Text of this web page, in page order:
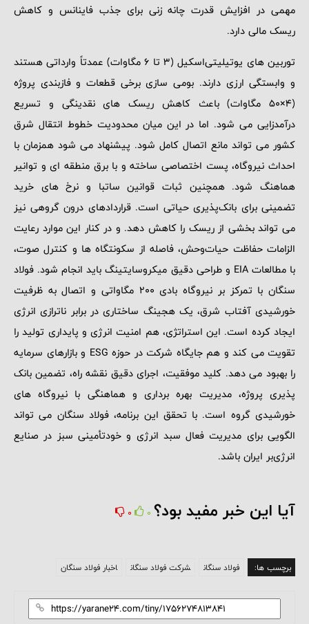
مهمی در افزایش قدرت چانه ‌زنی برای جذب فاینانس و کاهش
ریسک مالی دارد.
توربین‌ های یوتیلیتی‌اسکیل (3 تا 6 مگاوات) عمدتاً وارداتی هستند
و وابستگی ارزی دارند. بومی ‌سازی برخی قطعات و فازبندی پروژه
(4×50 مگاوات) باعث کاهش ریسک ‌های نقدینگی و تسریع
درآمدزایی می ‌شود. اما در این میان محدودیت خطوط انتقال شرق
کشور می ‌تواند مانع اتصال کامل شود. پیشنهاد می ‌شود همزمان با
احداث نیروگاه، پست اختصاصی ساخته و با برق منطقه ‌ای و توانیر
هماهنگ شود. همچنین ثبات قوانین ساتبا و نرخ‌ های خرید
تضمینی برای بانک‌پذیری حیاتی است. قراردادهای درون‌ گروهی نیز
می‌ تواند بخشی از ریسک را کاهش دهد. و در کنار این موارد رعایت
الزامات حفاظت حیات‌وحش، فاصله از سکونتگاه ‌ها و کنترل صوت،
با مطالعات EIA و طراحی دقیق میکروسایتینگ باید انجام شود. فولاد
سنگان با تمرکز بر نیروگاه بادی 200 مگاواتی و اتصال به ظرفیت
خورشیدی آفتاب شرق، یک هجینگ ساختاری در برابر ناترازی انرژی
ایجاد کرده است. این استراتژی، هم امنیت انرژی و پایداری تولید را
تقویت می ‌کند و هم جایگاه شرکت در حوزه ESG و بازارهای سرمایه
را بهبود می ‌دهد. کلید موفقیت، اجرای دقیق نقشه ‌راه، تضمین بانک
‌پذیری پروژه، مدیریت بهره ‌برداری و هماهنگی با نیروگاه‌ های
خورشیدی گروه است. با تحقق این برنامه، فولاد سنگان می ‌تواند
الگویی برای مدیریت فعال سبد انرژی و خودتأمینی سبز در صنایع
انرژی‌بر ایران باشد.
آیا این خبر مفید بود؟ 0
0
برچسب ها: فولاد سنگان شرکت فولاد سنگان اخبار فولاد سنگان